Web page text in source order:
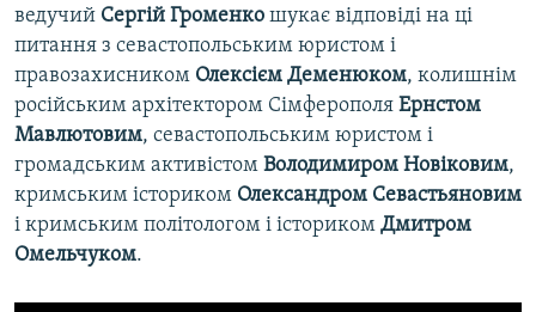
ведучий Сергій Громенко шукає відповіді на ці
питання з севастопольським юристом і
правозахисником Олексієм Деменюком, колишнім
російським архітектором Сімферополя Ернстом
Мавлютовим, севастопольським юристом і
громадським активістом Володимиром Новіковим,
кримським істориком Олександром Севастьяновим
і кримським політологом і істориком Дмитром
Омельчуком.